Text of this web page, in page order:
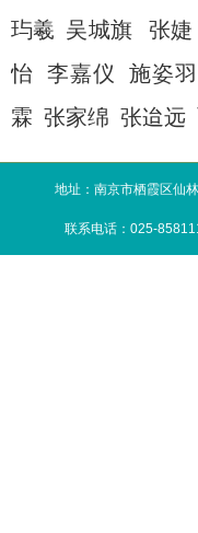
玙羲 吴城旗 张
怡 李嘉仪 施姿
霖 张家绵 张迨远
地址：南京市栖霞区仙
联系电话：025-